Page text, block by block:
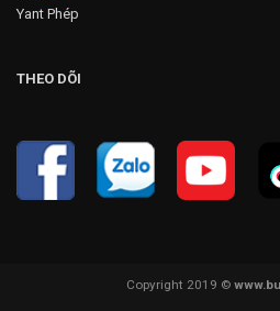
Yant Phép
THEO DÕI
Copyright 2019 ©